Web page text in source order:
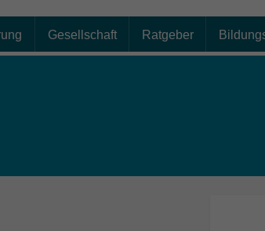
Gesellschaft Ratgeber